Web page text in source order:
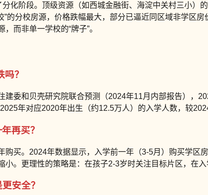
化阶段。顶级资源（如西城金融街、海淀中关村三小
的分校房源，价格跌幅最大，部分已逼近同区域非学区房
而非单一学校的“牌子”。
？
建委和贝壳研究院联合预测（2024年11月内部报告），
年对应2020年出生（约12.5万人）的入学人数，较
再买？
购买。2024年数据显示，入学前一年（3-5月）购买学
。更理性的策略是：在孩子2-3岁时关注目标片区，在
安全？